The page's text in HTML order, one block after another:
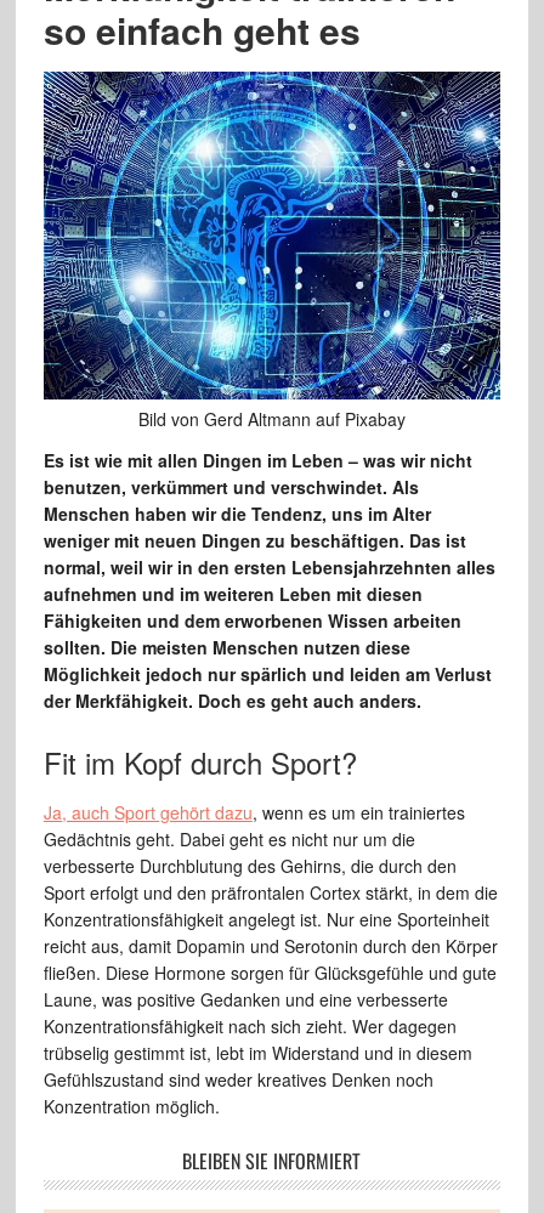
so einfach geht es
Bild von Gerd Altmann auf Pixabay
Es ist wie mit allen Dingen im Leben – was wir nicht
benutzen, verkümmert und verschwindet. Als
Menschen haben wir die Tendenz, uns im Alter
weniger mit neuen Dingen zu beschäftigen. Das ist
normal, weil wir in den ersten Lebensjahrzehnten alles
aufnehmen und im weiteren Leben mit diesen
Fähigkeiten und dem erworbenen Wissen arbeiten
sollten. Die meisten Menschen nutzen diese
Möglichkeit jedoch nur spärlich und leiden am Verlust
der Merkfähigkeit. Doch es geht auch anders.
Fit im Kopf durch Sport?
Ja, auch Sport gehört dazu, wenn es um ein trainiertes
Gedächtnis geht. Dabei geht es nicht nur um die
verbesserte Durchblutung des Gehirns, die durch den
Sport erfolgt und den präfrontalen Cortex stärkt, in dem die
Konzentrationsfähigkeit angelegt ist. Nur eine Sporteinheit
reicht aus, damit Dopamin und Serotonin durch den Körper
fließen. Diese Hormone sorgen für Glücksgefühle und gute
Laune, was positive Gedanken und eine verbesserte
Konzentrationsfähigkeit nach sich zieht. Wer dagegen
trübselig gestimmt ist, lebt im Widerstand und in diesem
Gefühlszustand sind weder kreatives Denken noch
Konzentration möglich.
BLEIBEN SIE INFORMIERT